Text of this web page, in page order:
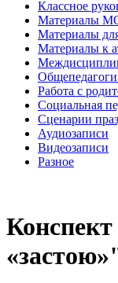
Классное
Материалы
Материалы
Материалы к
Работа с
Социальная
Сценарии
Аудиозаписи
Видеозаписи
Разное